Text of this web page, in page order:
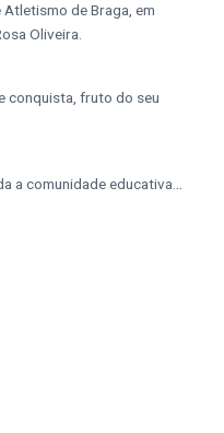
de Braga, em
Oliveira.
conquista, fruto do seu
a comunidade educativa...